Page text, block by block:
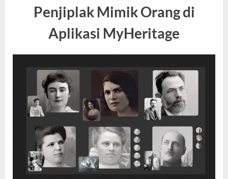
Penjiplak Mimik Orang di
Aplikasi MyHeritage